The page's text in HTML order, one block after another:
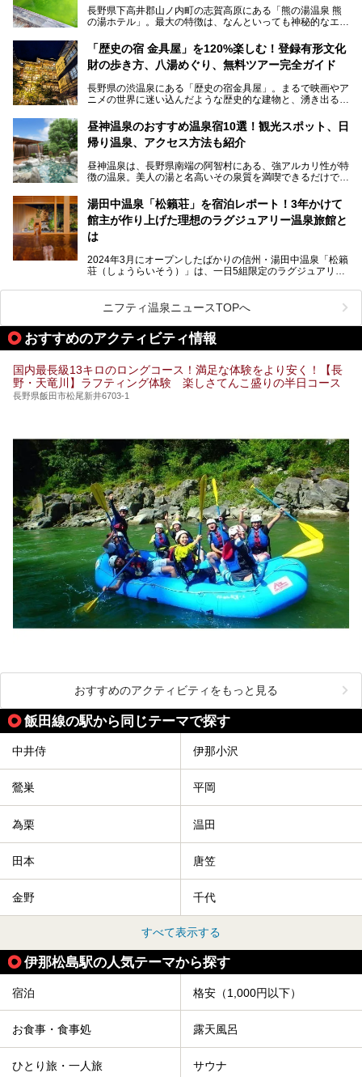
本記事では、地獄谷野猿公苑の魅力や見どころ、サルと温泉
との関係性、地獄谷周辺の観光スポットについて紹介しま
ので、野生のサルを観察する貴重な自然体験と温泉をあわせ
て楽しみたい人は、ぜひ参考にしてください。
長野県下高井郡山ノ内町の志賀高原にある「熊の湯温泉 熊
の湯ホテル」。最大の特徴は、なんといっても神秘的なエメ
リピートするファンも多い温泉です。冬はスキーと一緒に楽
しみたい極上の温泉を紹介します。
「歴史の宿 金具屋」を120%楽しむ！登録有形文化
財の歩き方、八湯めぐり、無料ツアー完全ガイド
長野県の渋温泉にある「歴史の宿金具屋」。まるで映画やア
ニメの世界に迷い込んだような歴史的な建物と、湧き出る温
を隅々まで楽しみたいですよね。この記事では、金具屋での
滞在を最高の思い出にするための「楽しみ方」を徹底的にご
紹介します！
昼神温泉のおすすめ温泉宿10選！観光スポット、日
帰り温泉、アクセス方法も紹介
昼神温泉は、長野県南端の阿智村にある、強アルカリ性が特
徴の温泉。美人の湯と名高いその泉質を満喫できるだけでな
昼神温泉では、朝市などの観光スポットや、信州名物のおや
きを楽しめるグルメスポットなど、観光を楽しむにはぴった
りの場所が豊富にあります。
この記事では、昼神温泉での滞在を充実させる宿泊施設や日
帰り温泉、見どころ満載の観光・グルメスポットに加え、ア
クセス方法も順に紹介します。
湯田中温泉「松籟荘」を宿泊レポート！3年かけて
館主が作り上げた理想のラグジュアリー温泉旅館と
は
2024年3月にオープンしたばかりの信州・湯田中温泉「松籟
荘（しょうらいそう）」は、一日5組限定のラグジュアリー
ライベートに楽しめる非日常感が味わえます。また宿泊者は
道向かいの「よろづや」の大浴場「桃山風呂」や共同浴場の
「湯田中大湯」も利用ができます。
極上のお湯に浸り上質なお料理に舌鼓、特別な日に泊まりた
い湯田中温泉「松籟荘」を、実際に宿泊した目線で紹介しま
ニフティ温泉ニュースTOPへ
おすすめのアクティビティ情報
国内最長級13キロのロングコース！満足な体験をより安く！【長
野・天竜川】ラフティング体験 楽しさてんこ盛りの半日コース
長野県飯田市松尾新井6703-1
おすすめのアクティビティをもっと見る
飯田線の駅から同じテーマで探す
中井侍 伊那小沢
鶯巣 平岡
為栗 温田
田本 唐笠
金野 千代
すべて表示する
伊那松島駅の人気テーマから探す
宿泊 格安（1,000円以下）
お食事・食事処 露天風呂
ひとり旅・一人旅 サウナ